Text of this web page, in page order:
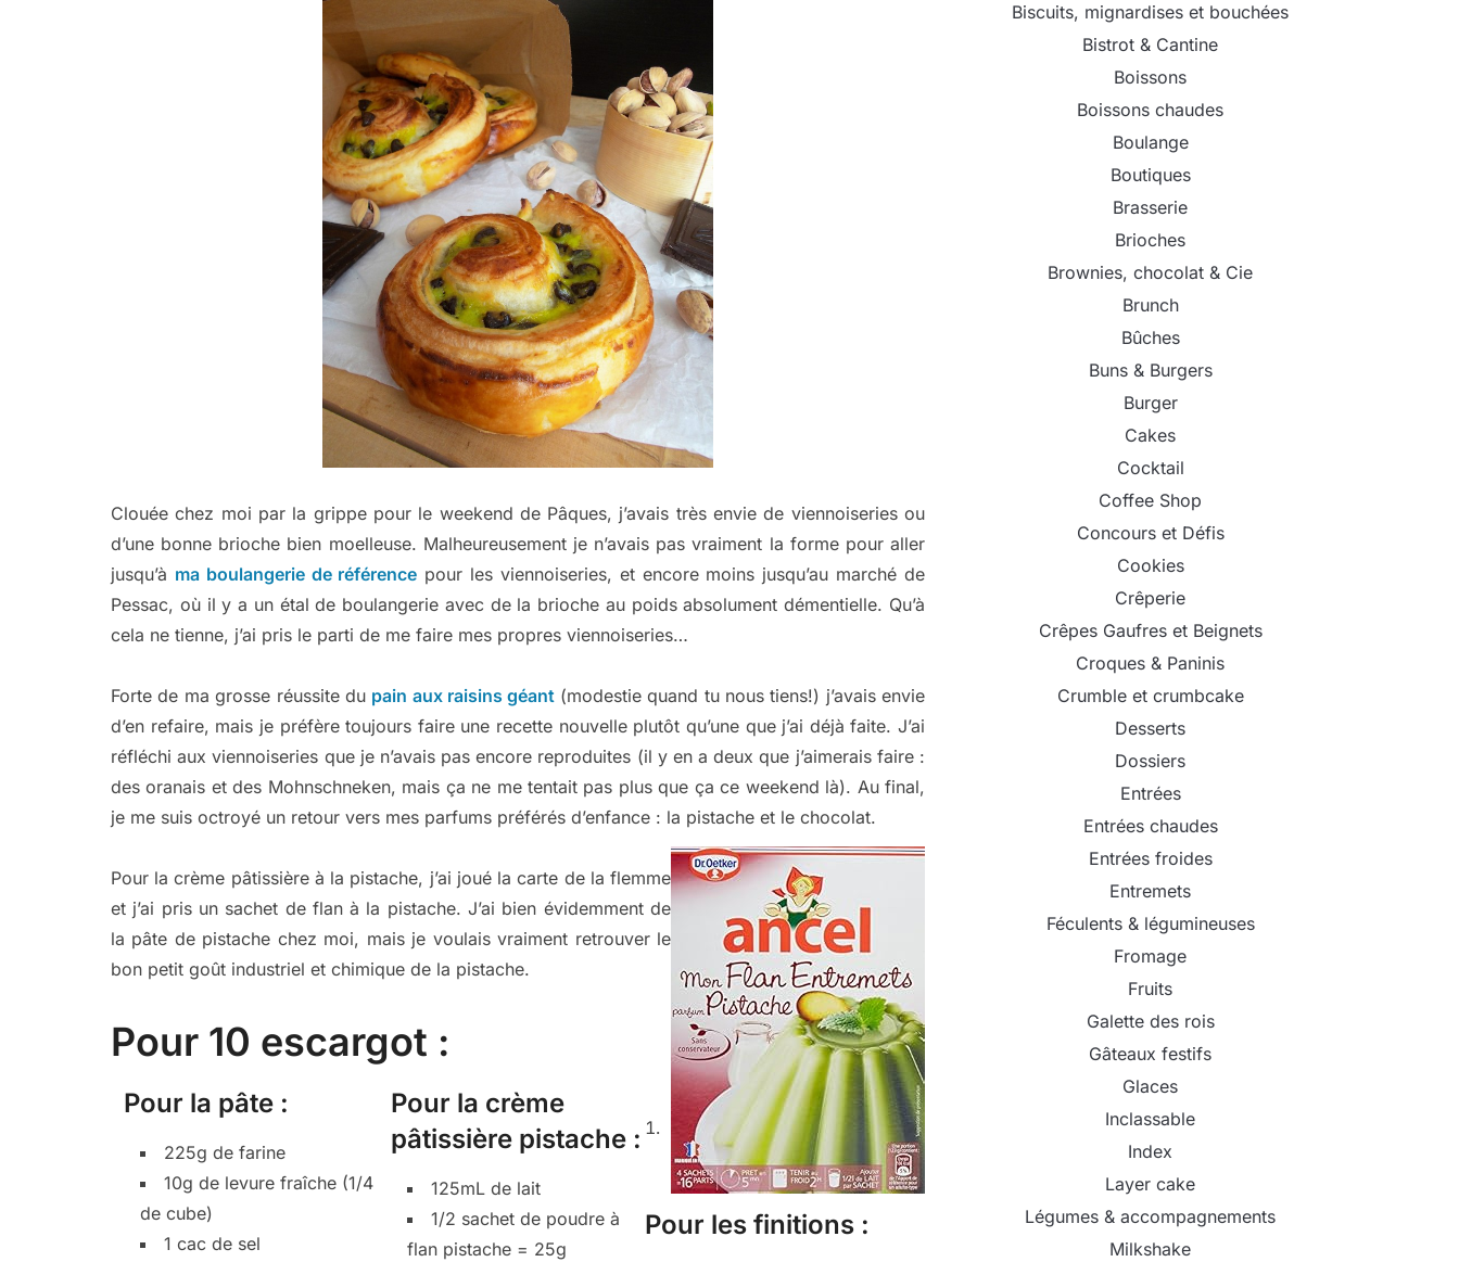
Clouée chez moi par la grippe pour le weekend de Pâques, j’avais très envie de viennoiseries ou
d’une bonne brioche bien moelleuse. Malheureusement je n’avais pas vraiment la forme pour aller
jusqu’à ma boulangerie de référence pour les viennoiseries, et encore moins jusqu’au marché de
Pessac, où il y a un étal de boulangerie avec de la brioche au poids absolument démentielle. Qu’à
cela ne tienne, j’ai pris le parti de me faire mes propres viennoiseries…
Forte de ma grosse réussite du pain aux raisins géant (modestie quand tu nous tiens!) j’avais envie
d’en refaire, mais je préfère toujours faire une recette nouvelle plutôt qu’une que j’ai déjà faite. J’ai
réfléchi aux viennoiseries que je n’avais pas encore reproduites (il y en a deux que j’aimerais faire :
des oranais et des Mohnschneken, mais ça ne me tentait pas plus que ça ce weekend là). Au final,
je me suis octroyé un retour vers mes parfums préférés d’enfance : la pistache et le chocolat.
Pour la crème pâtissière à la pistache, j’ai joué la carte de la flemme
et j’ai pris un sachet de flan à la pistache. J’ai bien évidemment de
la pâte de pistache chez moi, mais je voulais vraiment retrouver le
bon petit goût industriel et chimique de la pistache.
Pour 10 escargot :
Pour la pâte :
225g de farine
10g de levure fraîche (1/4
de cube)
1 cac de sel
Pour la crème
pâtissière pistache :
125mL de lait
1/2 sachet de poudre à
flan pistache = 25g
Pour les finitions :
Biscuits, mignardises et bouchées
Bistrot & Cantine
Boissons
Boissons chaudes
Boulange
Boutiques
Brasserie
Brioches
Brownies, chocolat & Cie
Brunch
Bûches
Buns & Burgers
Burger
Cakes
Cocktail
Coffee Shop
Concours et Défis
Cookies
Crêperie
Crêpes Gaufres et Beignets
Croques & Paninis
Crumble et crumbcake
Desserts
Dossiers
Entrées
Entrées chaudes
Entrées froides
Entremets
Féculents & légumineuses
Fromage
Fruits
Galette des rois
Gâteaux festifs
Glaces
Inclassable
Index
Layer cake
Légumes & accompagnements
Milkshake